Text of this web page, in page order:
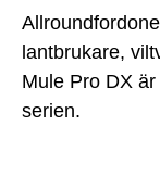
lantbrukare,
Mule Pro DX
serien.